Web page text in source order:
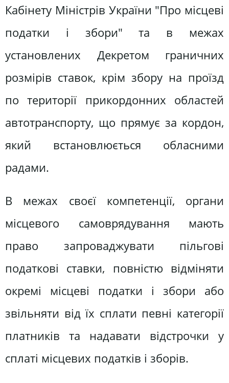
Кабінету Міністрів України "Про місцеві
податки і збори" та в межах
установлених Декретом граничних
розмірів ставок, крім збору на проїзд
по території прикордонних областей
автотранспорту, що прямує за кордон,
який встановлюється обласними
радами.
В межах своєї компетенції, органи
місцевого самоврядування мають
право запроваджувати пільгові
податкові ставки, повністю відміняти
окремі місцеві податки і збори або
звільняти від їх сплати певні категорії
платників та надавати відстрочки у
сплаті місцевих податків і зборів.